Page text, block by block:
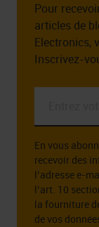
Pour
articles de
Electronics,
Inscrivez-
email
*
En vous
recevoir des
l’adresse e-
l’art. 10
la fourniture
de vos